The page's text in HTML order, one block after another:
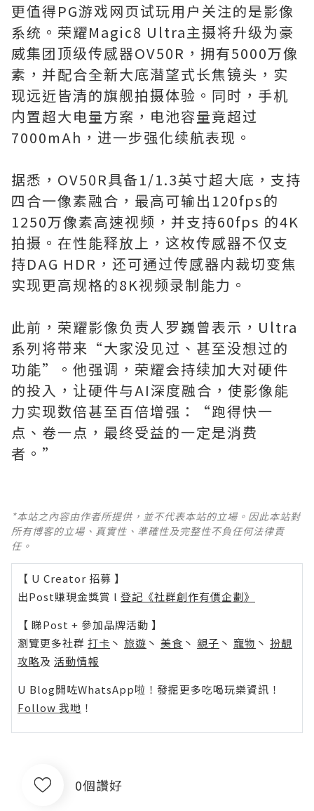
更值得PG游戏网页试玩用户关注的是影像
系统。荣耀Magic8 Ultra主摄将升级为豪
威集团顶级传感器OV50R，拥有5000万像
素，并配合全新大底潜望式长焦镜头，实
现远近皆清的旗舰拍摄体验。同时，手机
内置超大电量方案，电池容量竟超过
7000mAh，进一步强化续航表现。
据悉，OV50R具备1/1.3英寸超大底，支持
四合一像素融合，最高可输出120fps的
1250万像素高速视频，并支持60fps 的4K
拍摄。在性能释放上，这枚传感器不仅支
持DAG HDR，还可通过传感器内裁切变焦
实现更高规格的8K视频录制能力。
此前，荣耀影像负责人罗巍曾表示，Ultra
系列将带来“大家没见过、甚至没想过的
功能”。他强调，荣耀会持续加大对硬件
的投入，让硬件与AI深度融合，使影像能
力实现数倍甚至百倍增强：“跑得快一
点、卷一点，最终受益的一定是消费
者。”
*本站之內容由作者所提供，並不代表本站的立場。因此本站對
所有博客的立場、真實性、準確性及完整性不負任何法律責
任。
【 U Creator 招募 】
出Post賺現金獎賞 l 登記《社群創作有價企劃》
【 睇Post + 參加品牌活動 】
瀏覽更多社群 打卡 丶 旅遊 丶 美食 丶 親子 丶 寵物 丶 扮靚
攻略及 活動情報
U Blog開咗WhatsApp啦！發掘更多吃喝玩樂資訊！
Follow 我哋 ！
0個讚好